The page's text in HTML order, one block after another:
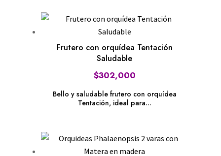
Frutero con orquídea Tentación
Saludable
$302,000
Bello y saludable frutero con orquídea
Tentación, ideal para...